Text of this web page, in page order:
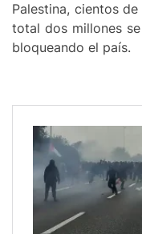
Palestina, cientos
total dos millones
bloqueando el país.